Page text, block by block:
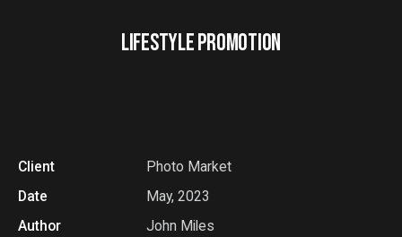
LIFESTYLE PROMOTION
Client
Photo Market
Date
May, 2023
Author
John Miles